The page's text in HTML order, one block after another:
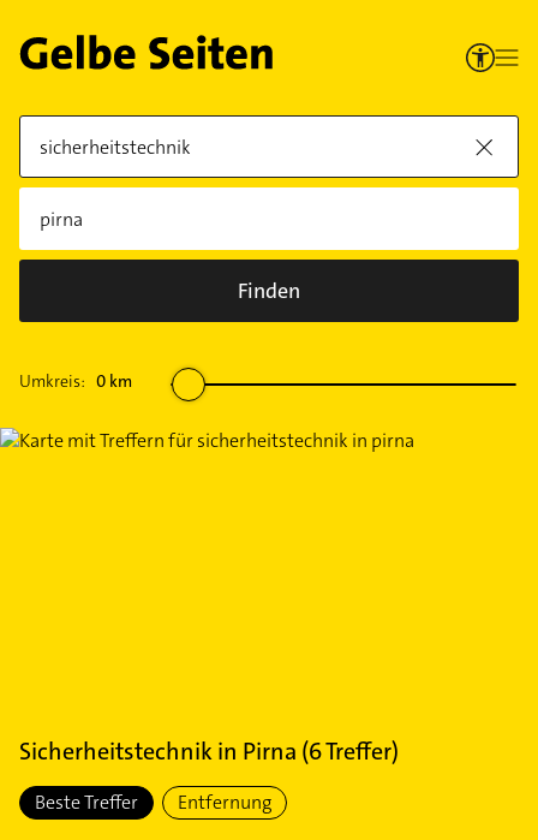
Finden
Umkreis: 0 km
Sicherheitstechnikin Pirna (6Treffer)
Beste Treffer Entfernung